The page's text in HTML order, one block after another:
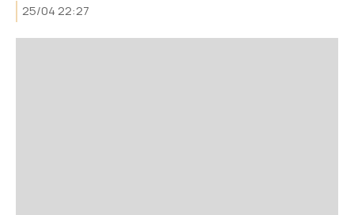
25/04 22:27